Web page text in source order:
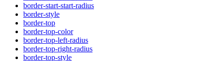
border-start-start-radius
border-style
border-top
border-top-color
border-top-left-radius
border-top-right-radius
border-top-style